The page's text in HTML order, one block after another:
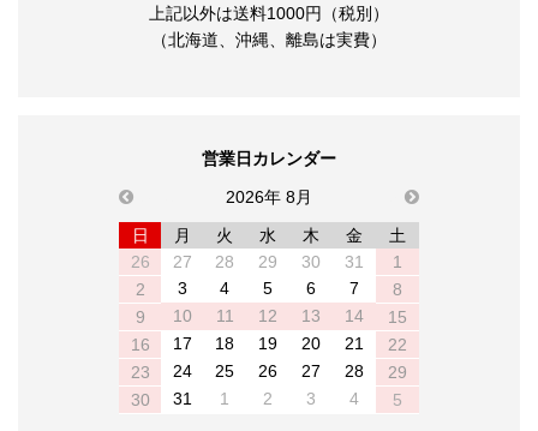
上記以外は送料1000円（税別）
（北海道、沖縄、離島は実費）
営業日カレンダー
previous
2026年 8月
next
日
月 火 水 木 金
土
26
27 28 29 30 31
1
2
3 4 5 6 7
8
9
10 11 12 13 14
15
16
17 18 19 20 21
22
23
24 25 26 27 28
29
30
31 1 2 3 4 5